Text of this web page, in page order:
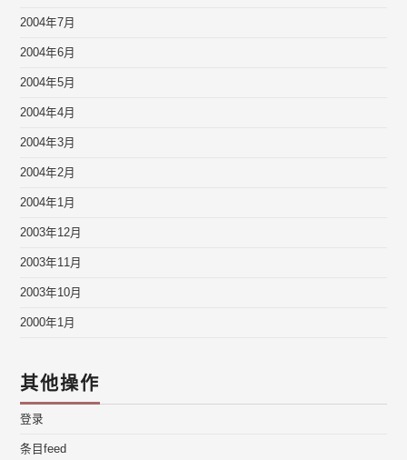
2004年7月
2004年6月
2004年5月
2004年4月
2004年3月
2004年2月
2004年1月
2003年12月
2003年11月
2003年10月
2000年1月
其他操作
登录
条目feed